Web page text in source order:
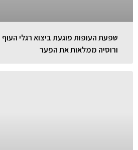
שפעת העופות פוגעת ביצוא רגלי
ורוסיה ממלאות את הפער